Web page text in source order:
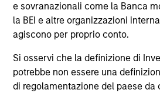
e sovranazionali come la Banca
la BEI e altre organizzazioni
agiscono per proprio conto.
Si osservi che la definizione di
potrebbe non essere una
di regolamentazione del paese da
PRESS RELEASE